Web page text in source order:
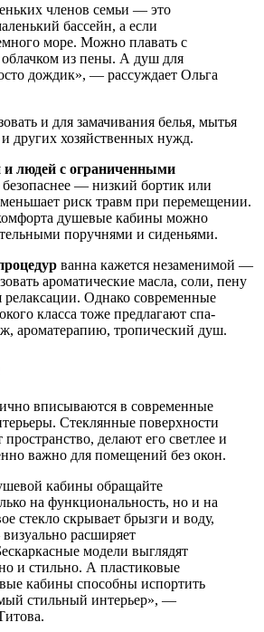
членов семьи — это
бассейн, а если
море. Можно плавать с
из пены. А душ для
дождик», — рассуждает Ольга
и для замачивания белья, мытья
других хозяйственных нужд.
людей с ограниченными
— низкий бортик или
риск травм при перемещении.
душевые кабины можно
поручнями и сиденьями.
ванна кажется незаменимой —
ароматические масла, соли, пену
релаксации. Однако современные
класса тоже предлагают спа-
ароматерапию, тропический душ.
вписываются в современные
Стеклянные поверхности
делают его светлее и
важно для помещений без окон.
кабины обращайте
на функциональность, но и на
стекло скрывает брызги и воду,
расширяет
модели выглядят
и стильно. А пластиковые
кабины способны испортить
стильный интерьер», —